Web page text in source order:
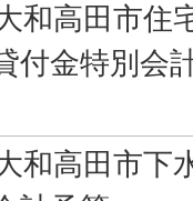
和高田市住
付金特別会
和高田市下